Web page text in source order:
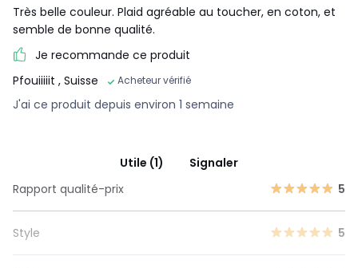
Très belle couleur. Plaid agréable au toucher, en coton, et
semble de bonne qualité.
Je recommande ce produit
Pfouiiiiit , Suisse Acheteur vérifié
J'ai ce produit depuis environ 1 semaine
Utile (1)
Signaler
Rapport qualité-prix
5
Style 5